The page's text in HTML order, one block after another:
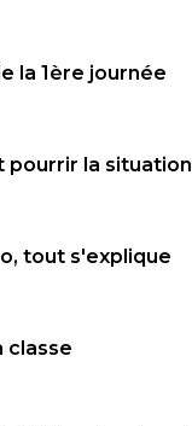
la 1ère journée
pourrir la situation
tout s'explique
classe